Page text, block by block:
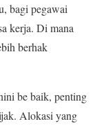
bagi pegawai
kerja. Di mana
berhak
be baik, penting
Alokasi yang